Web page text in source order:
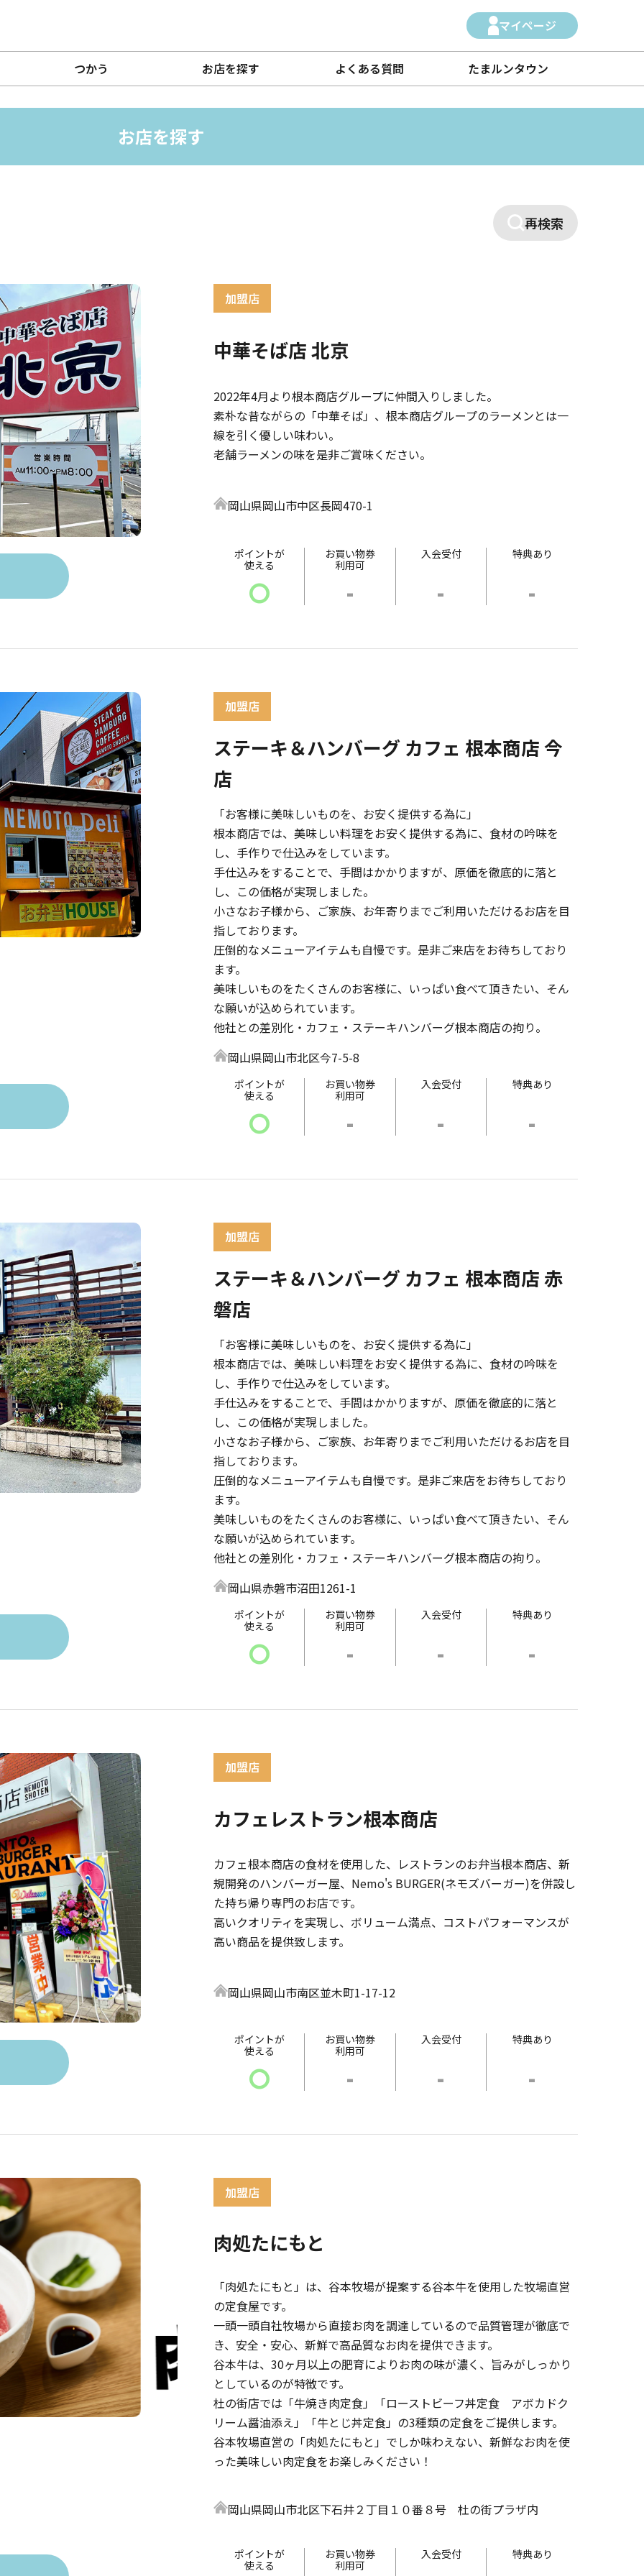
マイページ
つかう お店を探す よくある質問 たまルンタウン
お店を探す
再検索
中華そば店 北京
2022年4月より根本商店グループに仲間入りしました。
素朴な昔ながらの「中華そば」、根本商店グループのラーメンとは一
線を引く優しい味わい。
老舗ラーメンの味を是非ご賞味ください。
岡山県岡山市中区長岡470-1
ポイントが
使える
〇
お買い物券
利用可
-
入会受付
-
特典あり
-
ステーキ＆ハンバーグ カフェ 根本商店 今
店
「お客様に美味しいものを、お安く提供する為に」
根本商店では、美味しい料理をお安く提供する為に、食材の吟味を
し、手作りで仕込みをしています。
手仕込みをすることで、手間はかかりますが、原価を徹底的に落と
し、この価格が実現しました。
小さなお子様から、ご家族、お年寄りまでご利用いただけるお店を目
指しております。
圧倒的なメニューアイテムも自慢です。是非ご来店をお待ちしており
ます。
美味しいものをたくさんのお客様に、いっぱい食べて頂きたい、そん
な願いが込められています。
他社との差別化・カフェ・ステーキハンバーグ根本商店の拘り。
岡山県岡山市北区今7-5-8
ポイントが
使える
〇
お買い物券
利用可
-
入会受付
-
特典あり
-
ステーキ＆ハンバーグ カフェ 根本商店 赤
磐店
「お客様に美味しいものを、お安く提供する為に」
根本商店では、美味しい料理をお安く提供する為に、食材の吟味を
し、手作りで仕込みをしています。
手仕込みをすることで、手間はかかりますが、原価を徹底的に落と
し、この価格が実現しました。
小さなお子様から、ご家族、お年寄りまでご利用いただけるお店を目
指しております。
圧倒的なメニューアイテムも自慢です。是非ご来店をお待ちしており
ます。
美味しいものをたくさんのお客様に、いっぱい食べて頂きたい、そん
な願いが込められています。
他社との差別化・カフェ・ステーキハンバーグ根本商店の拘り。
岡山県赤磐市沼田1261-1
ポイントが
使える
〇
お買い物券
利用可
-
入会受付
-
特典あり
-
カフェレストラン根本商店
カフェ根本商店の食材を使用した、レストランのお弁当根本商店、新
規開発のハンバーガー屋、Nemo's BURGER(ネモズバーガー)を併設し
た持ち帰り専門のお店です。
高いクオリティを実現し、ボリューム満点、コストパフォーマンスが
高い商品を提供致します。
岡山県岡山市南区並木町1-17-12
ポイントが
使える
〇
お買い物券
利用可
-
入会受付
-
特典あり
-
肉処たにもと
「肉処たにもと」は、谷本牧場が提案する谷本牛を使用した牧場直営
の定食屋です。
一頭一頭自社牧場から直接お肉を調達しているので品質管理が徹底で
き、安全・安心、新鮮で高品質なお肉を提供できます。
谷本牛は、30ヶ月以上の肥育によりお肉の味が濃く、旨みがしっかり
としているのが特徴です。
杜の街店では「牛焼き肉定食」「ローストビーフ丼定食 アボカドク
リーム醤油添え」「牛とじ丼定食」の3種類の定食をご提供します。
谷本牧場直営の「肉処たにもと」でしか味わえない、新鮮なお肉を使
った美味しい肉定食をお楽しみください！
岡山県岡山市北区下石井２丁目１０番８号 杜の街プラザ内
ポイントが
使える
お買い物券
利用可
入会受付 特典あり